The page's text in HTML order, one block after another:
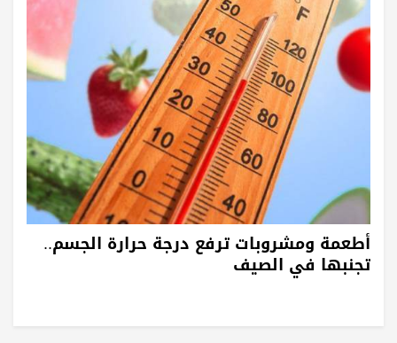
أطعمة ومشروبات ترفع درجة حرارة الجسم..
تجنبها في الصيف